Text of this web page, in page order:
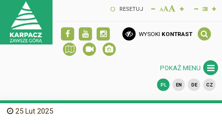
RESETUJ
WYSOKI KONTRAST
POKAŻ MENU
PL EN DE CZ
25 Lut 2025